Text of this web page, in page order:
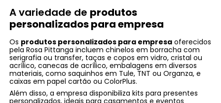
A variedade de produtos
personalizados para empresa
Os produtos personalizados para empresa oferecidos
pela Rosa Pittanga incluem chinelos em borracha com
serigrafia ou transfer, taças e copos em vidro, cristal ou
acrílico, canecas de acrílico, embalagens em diversos
materiais, como saquinhos em Tule, TNT ou Organza, e
caixas em papel cartão ou ColorPlus.
Além disso, a empresa disponibiliza kits para presentes
personalizados, ideais para casamentos e eventos